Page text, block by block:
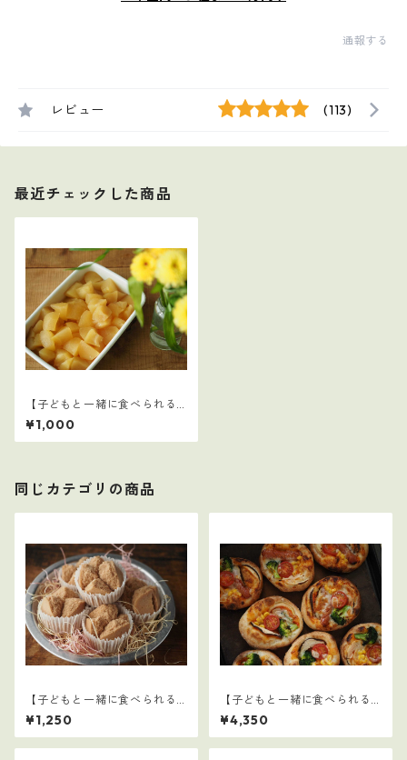
通報する
レビュー (113)
最近チェックした商品
【子どもと一緒に食べられる
ごはん】15
¥1,000
同じカテゴリの商品
【子どもと一緒に食べられる
ごはん】28
¥1,250
【子どもと一緒に食べられる
ごはん】クリスマスセット
¥4,350